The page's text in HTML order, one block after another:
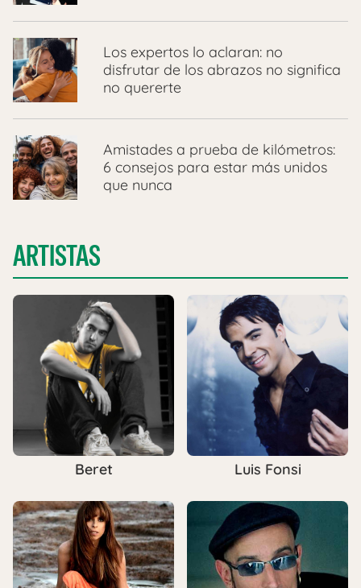
Los expertos lo aclaran: no
disfrutar de los abrazos no significa
no quererte
Amistades a prueba de kilómetros:
6 consejos para estar más unidos
que nunca
ARTISTAS
Beret Luis Fonsi